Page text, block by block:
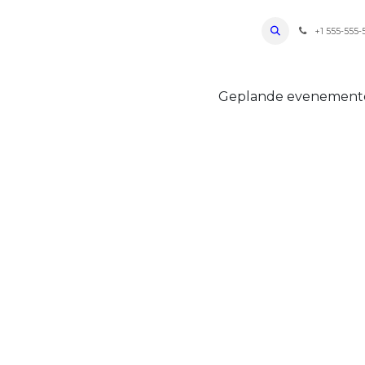
Bevoorradingen FAQ+1 555-555-
Geplande